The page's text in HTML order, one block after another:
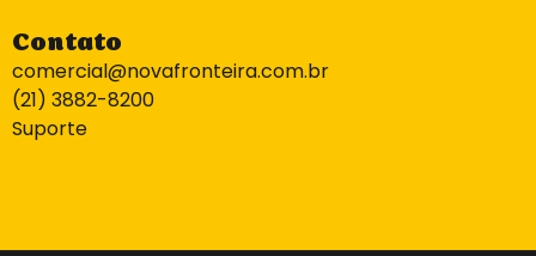
Contato
comercial@novafronteira.com.br
(21) 3882-8200
Suporte